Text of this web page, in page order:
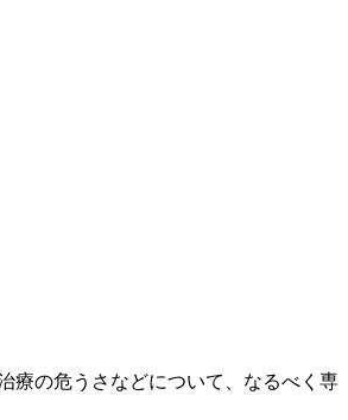
療の危うさなどについて、なるべく専